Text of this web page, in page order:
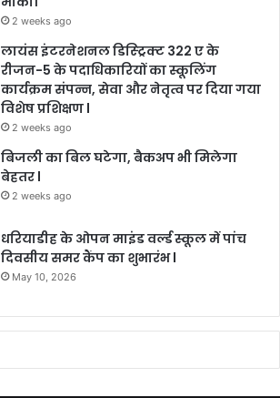
2 weeks ago
लायंस इंटरनेशनल डिस्ट्रिक्ट 322 ए के
रीजन-5 के पदाधिकारियों का स्कूलिंग
कार्यक्रम संपन्न, सेवा और नेतृत्व पर दिया गया
विशेष प्रशिक्षण l
2 weeks ago
बिजली का बिल घटेगा, बैकअप भी मिलेगा
बेहतर l
2 weeks ago
धरियाडीह के ओपन माइंड वर्ल्ड स्कूल में पांच
दिवसीय समर कैंप का शुभारंभ l
May 10, 2026